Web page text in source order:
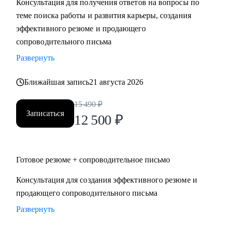
• Поддержу в успешном старте карьеры или после
перерыва в работе
• HoReCa
• В2В / В2С / B2G торговля, в том числе e-commerce
(обслуживание, эксплуатация, продажи), закупки/тендеры
• эксплуатации недвижимости и АХО
• образование
• услуги в beauty-индустрии
Консультация для получения ответов на вопросы по
теме поиска работы и развития карьеры, создания
эффективного резюме и продающего
сопроводительного письма
Развернуть
Ближайшая запись21 августа 2026
Записаться
15 490 ₽
12 500 ₽
Готовое резюме + сопроводительное письмо
Консультация для создания эффективного резюме и
продающего сопроводительного письма
Развернуть